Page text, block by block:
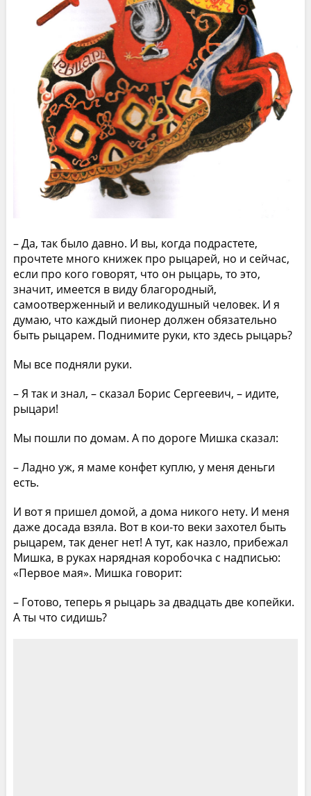
– Да, так было давно. И вы, когда подрастете,
прочтете много книжек про рыцарей, но и сейчас,
если про кого говорят, что он рыцарь, то это,
значит, имеется в виду благородный,
самоотверженный и великодушный человек. И я
думаю, что каждый пионер должен обязательно
быть рыцарем. Поднимите руки, кто здесь рыцарь?
Мы все подняли руки.
– Я так и знал, – сказал Борис Сергеевич, – идите,
рыцари!
Мы пошли по домам. А по дороге Мишка сказал:
– Ладно уж, я маме конфет куплю, у меня деньги
есть.
И вот я пришел домой, а дома никого нету. И меня
даже досада взяла. Вот в кои-то веки захотел быть
рыцарем, так денег нет! А тут, как назло, прибежал
Мишка, в руках нарядная коробочка с надписью:
«Первое мая». Мишка говорит:
– Готово, теперь я рыцарь за двадцать две копейки.
А ты что сидишь?